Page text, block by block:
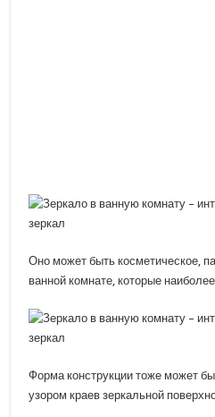
Оно может быть косметическое,
ванной комнате, которые
Форма конструкции тоже может
узором краев зеркальной